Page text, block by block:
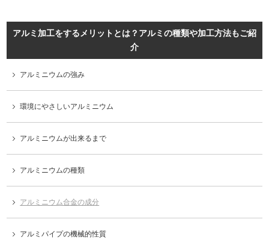
アルミ加工をするメリットとは？アルミの種類や加工方法もご紹
介
アルミニウムの強み
環境にやさしいアルミニウム
アルミニウムが出来るまで
アルミニウムの種類
アルミニウム合金の成分
アルミパイプの機械的性質